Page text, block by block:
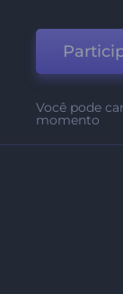
Você pode
momento